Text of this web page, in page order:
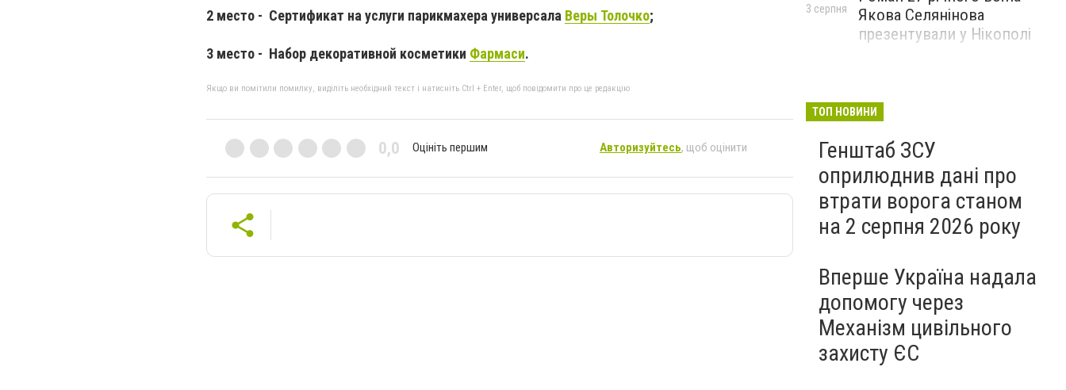
2 место - Сертификат на услуги парикмахера универсала Веры Толочко;
3 место - Набор декоративной косметики Фармаси.
Якщо ви помітили помилку, виділіть необхідний текст і натисніть Ctrl + Enter, щоб повідомити про це редакцію
0,0 Оцініть першим Авторизуйтесь, щоб оцінити
Якова Селянінова
презентували у Нікополі
3 серпня
ТОП НОВИНИ
Генштаб ЗСУ
оприлюднив дані про
втрати ворога станом
на 2 серпня 2026 року
Вперше Україна надала
допомогу через
Механізм цивільного
захисту ЄС